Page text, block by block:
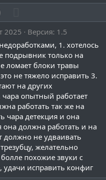
е
г
а
т
и
в
н
ы
й
г
о
л
о
с
2025
Версия: 1.5
1. хотелось
подрывник только на
ломает блоки травы
не тяжело исправить 3.
на других
опытный работает
работать так же на
чара детекция и она
она должна работать и на
должно не удваивать
желательно
похожие звуки с
удачи исправить конфиг